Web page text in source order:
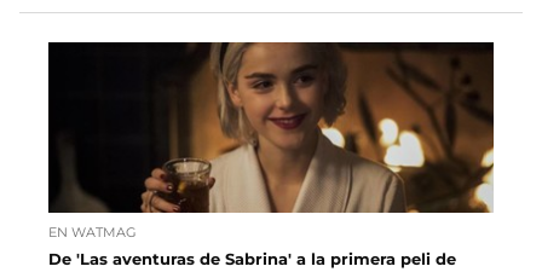
EN WATMAG
De 'Las aventuras de Sabrina' a la primera peli de